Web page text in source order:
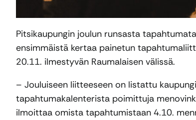
Pitsikaupungin joulun runsasta
ensimmäistä kertaa painetun
20.11. ilmestyvän Raumalaisen välissä.
– Jouluiseen liitteeseen on listattu
tapahtumakalenterista poimittuja
ilmoittaa omista tapahtumistaan 4.10.